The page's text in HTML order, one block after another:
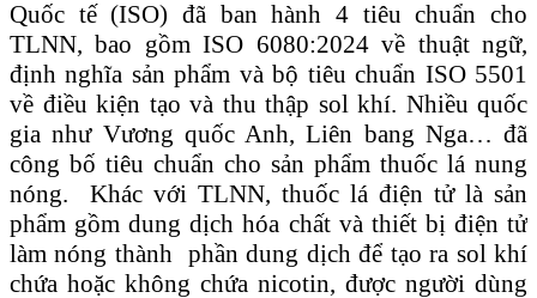
Quốc tế (ISO) đã ban hành 4 tiêu chuẩn cho
TLNN, bao gồm ISO 6080:2024 về thuật ngữ,
định nghĩa sản phẩm và bộ tiêu chuẩn ISO 5501
về điều kiện tạo và thu thập sol khí. Nhiều quốc
gia như Vương quốc Anh, Liên bang Nga… đã
công bố tiêu chuẩn cho sản phẩm thuốc lá nung
nóng. Khác với TLNN, thuốc lá điện tử là sản
phẩm gồm dung dịch hóa chất và thiết bị điện tử
làm nóng thành phần dung dịch để tạo ra sol khí
chứa hoặc không chứa nicotin, được người dùng